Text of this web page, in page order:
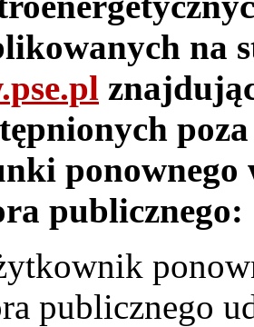
na
publicznego:
publicznego